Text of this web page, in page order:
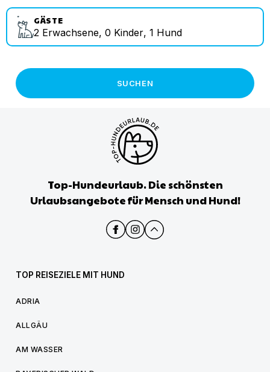
GÄSTE
2 Erwachsene, 0 Kinder, 1 Hund
SUCHEN
Top-Hundeurlaub. Die schönsten
Urlaubsangebote für Mensch und Hund!
TOP REISEZIELE MIT HUND
ADRIA
ALLGÄU
AM WASSER